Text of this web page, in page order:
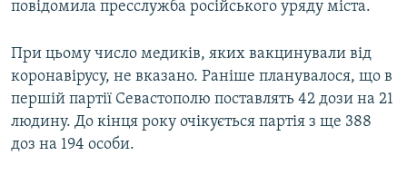
повідомила пресслужба російського уряду міста.
При цьому число медиків, яких вакцинували від
коронавірусу, не вказано. Раніше планувалося, що в
першій партії Севастополю поставлять 42 дози на 21
людину. До кінця року очікується партія з ще 388
доз на 194 особи.